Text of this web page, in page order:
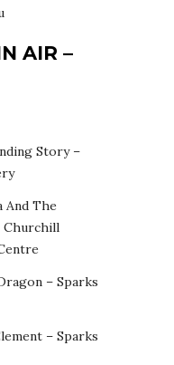
AIR –
Story –
And The
Churchill
– Sparks
– Sparks